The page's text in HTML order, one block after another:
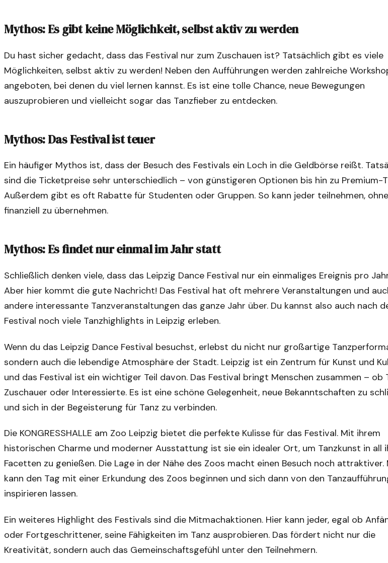
Mythos: Es gibt keine Möglichkeit, selbst aktiv zu werden
Du hast sicher gedacht, dass das Festival nur zum Zuschauen ist? Tatsächlich gibt es viele
Möglichkeiten, selbst aktiv zu werden! Neben den Aufführungen werden zahlreiche
angeboten, bei denen du viel lernen kannst. Es ist eine tolle Chance, neue Bewegungen
auszuprobieren und vielleicht sogar das Tanzfieber zu entdecken.
Mythos: Das Festival ist teuer
Ein häufiger Mythos ist, dass der Besuch des Festivals ein Loch in die Geldbörse reißt.
sind die Ticketpreise sehr unterschiedlich – von günstigeren Optionen bis hin zu Premium-
Außerdem gibt es oft Rabatte für Studenten oder Gruppen. So kann jeder teilnehmen,
finanziell zu übernehmen.
Mythos: Es findet nur einmal im Jahr statt
Schließlich denken viele, dass das Leipzig Dance Festival nur ein einmaliges Ereignis pro
Aber hier kommt die gute Nachricht! Das Festival hat oft mehrere Veranstaltungen und
andere interessante Tanzveranstaltungen das ganze Jahr über. Du kannst also auch nach
Festival noch viele Tanzhighlights in Leipzig erleben.
Wenn du das Leipzig Dance Festival besuchst, erlebst du nicht nur großartige
sondern auch die lebendige Atmosphäre der Stadt. Leipzig ist ein Zentrum für Kunst und
und das Festival ist ein wichtiger Teil davon. Das Festival bringt Menschen zusammen – ob
Zuschauer oder Interessierte. Es ist eine schöne Gelegenheit, neue Bekanntschaften zu
und sich in der Begeisterung für Tanz zu verbinden.
Die KONGRESSHALLE am Zoo Leipzig bietet die perfekte Kulisse für das Festival. Mit ihrem
historischen Charme und moderner Ausstattung ist sie ein idealer Ort, um Tanzkunst in all
Facetten zu genießen. Die Lage in der Nähe des Zoos macht einen Besuch noch attraktiver.
kann den Tag mit einer Erkundung des Zoos beginnen und sich dann von den
inspirieren lassen.
Ein weiteres Highlight des Festivals sind die Mitmachaktionen. Hier kann jeder, egal ob
oder Fortgeschrittener, seine Fähigkeiten im Tanz ausprobieren. Das fördert nicht nur die
Kreativität, sondern auch das Gemeinschaftsgefühl unter den Teilnehmern.